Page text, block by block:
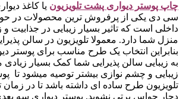
چاپ پوستر دیواری پشت تلویزیون یا کاغذ
سی دی یکی از پرفروش ترین محصولات در
داخلی است که تاثیر بسیار زیبایی در جذابیت و
منزل شما دارد. معمولا تلویزیون در سالن
بنابراین انتخاب یک طرح مناسب برای پوستر
به زیبایی سالن پذیرایی شما کمک بسیار
زیبایی و چشم نوازی بیشتر توصیه میشود تا
تلویزیون طرح ساده ای داشته باشد تا در زمان
دچار حواس پرتی نشوید. پوستر دیواری سه